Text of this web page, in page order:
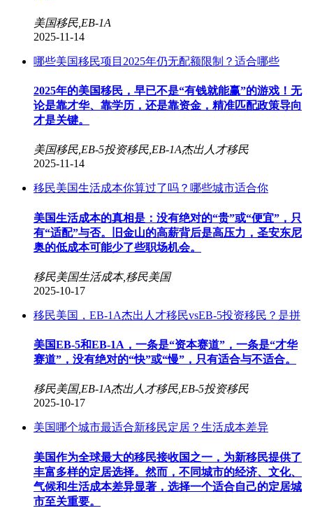
美国移民,EB-1A
2025-11-14
哪些美国移民项目2025年仍无配额限制？适合哪些
2025年的美国移民，早已不是“有钱就能赢”的游戏！无
论是靠才华、靠学历，还是靠资金，精准匹配政策导向
才是关键。
美国移民,EB-5投资移民,EB-1A杰出人才移民
2025-11-14
移民美国生活成本你算过了吗？哪些城市适合你
美国生活成本的真相是：没有绝对的“贵”或“便宜”，只
有“适配”与否。旧金山的高薪背后是高压力，圣安东尼
奥的低成本可能少了些职场机会。
移民美国生活成本,移民美国
2025-10-17
移民美国，EB-1A杰出人才移民vsEB-5投资移民？是拼
美国EB-5和EB-1A，一条是“资本赛道”，一条是“才华
赛道”，没有绝对的“快”或“慢”，只有适合与不适合。
移民美国,EB-1A杰出人才移民,EB-5投资移民
2025-10-17
美国哪个城市最适合新移民定居？生活成本差异
美国作为全球最大的移民接收国之一，为新移民提供了
丰富多样的定居选择。然而，不同城市的经济、文化、
气候和生活成本差异显著，选择一个适合自己的定居城
市至关重要。